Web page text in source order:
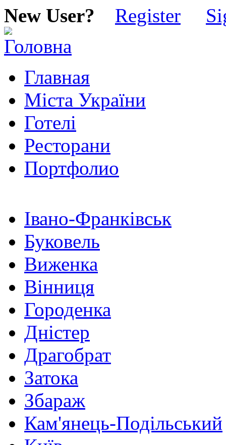
New User? Register
Главная
Міста України
Готелі
Ресторани
Портфолио
Івано-Франківськ
Буковель
Виженка
Вінниця
Городенка
Дністер
Драгобрат
Затока
Збараж
Кам'янець-Подільський